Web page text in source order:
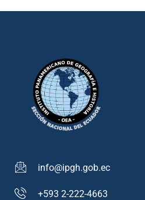
info@ipgh.gob.ec
+593 2-222-4663